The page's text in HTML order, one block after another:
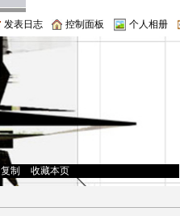
发表日志 控制面板 个人相册
复制 收藏本页